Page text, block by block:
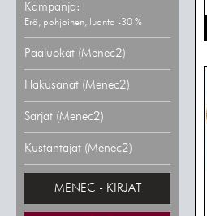
Kampanja:
Erä, pohjoinen, luonto -30 %
Pääluokat (Menec2)
Hakusanat (Menec2)
Sarjat (Menec2)
Kustantajat (Menec2)
MENEC - KIRJAT